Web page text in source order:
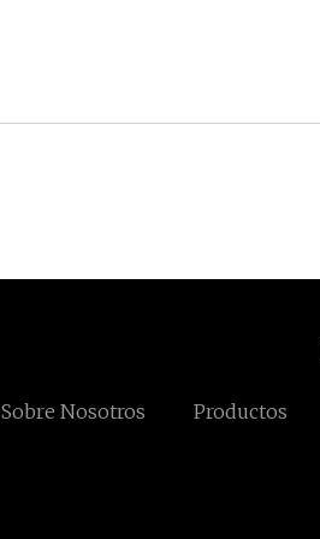
Sobre Nosotros Productos